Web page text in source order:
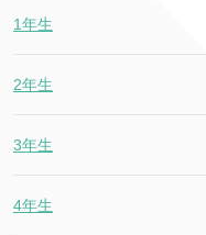
1年生
2年生
3年生
4年生